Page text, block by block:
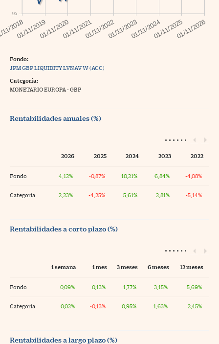
95
Fondo:
JPM GBP LIQUIDITY LVNAV W (ACC)
Categoría:
MONETARIO EUROPA - GBP
Rentabilidades anuales (%)
2026 2025 2024 2023 2022
Fondo 4,12% -0,87% 10,21% 6,84% -4,08%
Categoría 2,23% -4,25% 5,61% 2,81% -5,14%
Rentabilidades a corto plazo (%)
1 semana 1 mes 3 meses 6 meses 12 meses
Fondo 0,09% 0,13% 1,77% 3,15% 5,69%
Categoría 0,02% -0,13% 0,95% 1,63% 2,45%
Rentabilidades a largo plazo (%)